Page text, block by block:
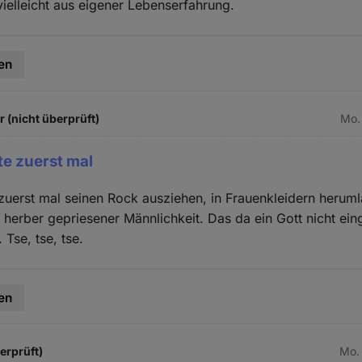
aus eigener Lebenserfahrung.
(nicht überprüft)
zuerst mal
mal seinen Rock ausziehen, in Frauenkleidern
gepriesener Männlichkeit. Das da ein Gott nicht
Tse, tse, tse.